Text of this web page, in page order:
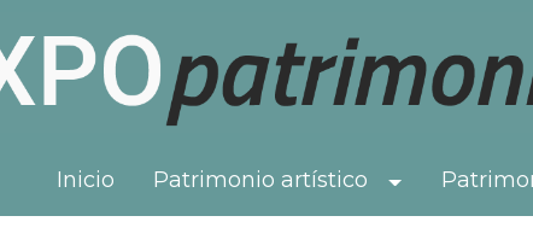
Inicio Patrimonio artístico Toggle